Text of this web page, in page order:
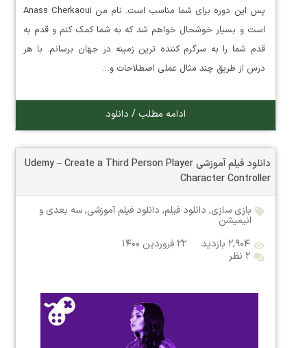
پس این دوره برای شما مناسب است. نام من Anass Cherkaoui
است و بسیار خوشحال خواهم شد که به شما کمک کنم و قدم به
قدم شما را به سرگرم کننده ترین زمینه در جهان برسانم. با هر
درس از طریق چند مثال عملی اصطلاحات و…
ادامه مطلب / دانلود
دانلود فیلم آموزشی Udemy – Create a Third Person Player
Character Controller
بازی سازی, دانلود فیلم, دانلود فیلم آموزشی,سه بعدی و
انیمیشن
۲,۹۰۴ بازدید
۲۲ فروردین ۱۴۰۰
۲ نظر